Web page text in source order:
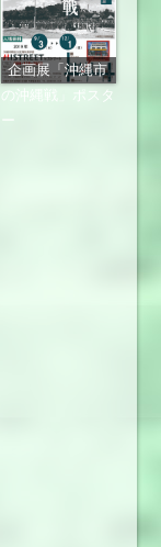
企画展「沖縄市
の沖縄戦」ポスタ
ー